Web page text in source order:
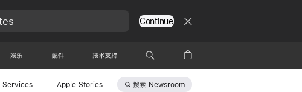
Continue
娱乐 配件 技术支持
Services Apple Stories 搜索 Newsroom